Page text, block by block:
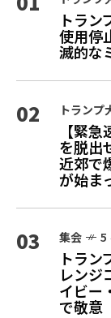
トラ
使用停
滅的な
02 トランプ
【緊
を脱出
近郊で
が始ま
03 集会 5
トラン
レン
イビー
で敬意